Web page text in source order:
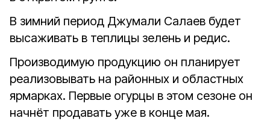
В зимний период Джумали Салаев будет
высаживать в теплицы зелень и редис.
Производимую продукцию он планирует
реализовывать на районных и областных
ярмарках. Первые огурцы в этом сезоне он
начнёт продавать уже в конце мая.